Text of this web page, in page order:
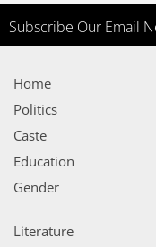
Subscribe Our Email
Home
Politics
Caste
Education
Gender
Literature